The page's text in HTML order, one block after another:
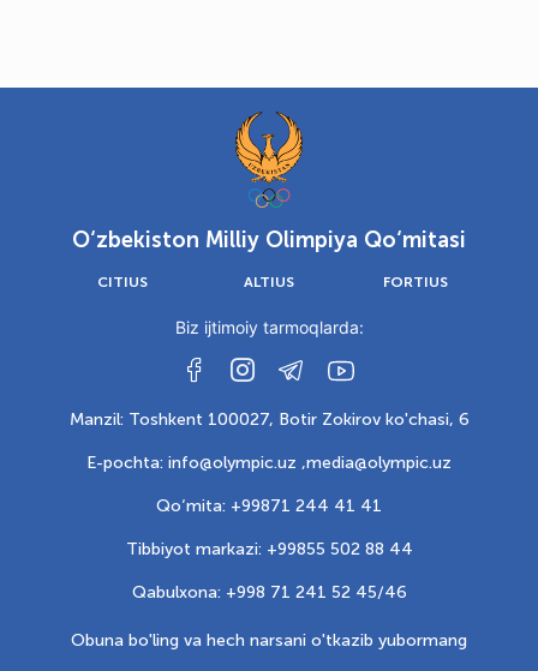
O‘zbekiston Milliy Olimpiya Qo‘mitasi
CITIUS ALTIUS FORTIUS
Biz ijtimoiy tarmoqlarda:
Manzil: Toshkent 100027, Botir Zokirov ko'chasi, 6
E-pochta: info@olympic.uz ,media@olympic.uz
Qo‘mita: +99871 244 41 41
Tibbiyot markazi: +99855 502 88 44
Qabulxona: +998 71 241 52 45/46
Obuna bo'ling va hech narsani o'tkazib yubormang